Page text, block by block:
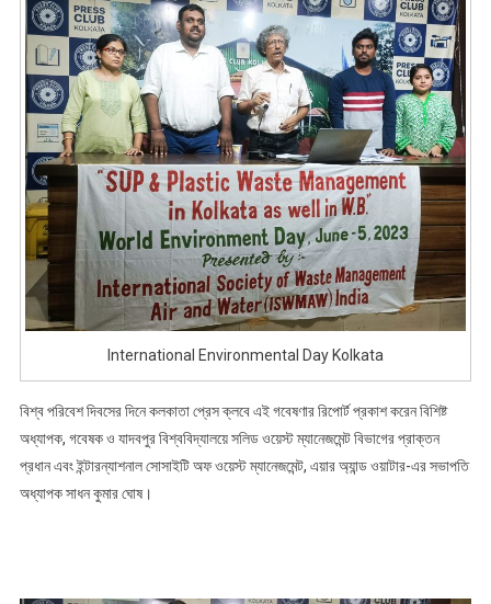
International Environmental Day Kolkata
বিশ্ব পরিবেশ দিবসের দিনে কলকাতা প্রেস ক্লবে এই গবেষণার রিপোর্ট প্রকাশ করেন বিশিষ্ট
অধ্যাপক, গবেষক ও যাদবপুর বিশ্ববিদ্যালয়ে সলিড ওয়েস্ট ম্যানেজমেন্ট বিভাগের প্রাক্তন
প্রধান এবং ইন্টারন্যাশনাল সোসাইটি অফ ওয়েস্ট ম্যানেজমেন্ট, এয়ার অ্যান্ড ওয়াটার-এর সভাপতি
অধ্যাপক সাধন কুমার ঘোষ।